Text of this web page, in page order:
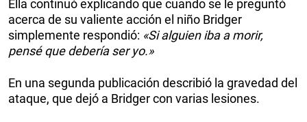
Ella continuó explicando que cuando se le preguntó
acerca de su valiente acción el niño Bridger
simplemente respondió: «Si alguien iba a morir,
pensé que debería ser yo.»
En una segunda publicación describió la gravedad del
ataque, que dejó a Bridger con varias lesiones.